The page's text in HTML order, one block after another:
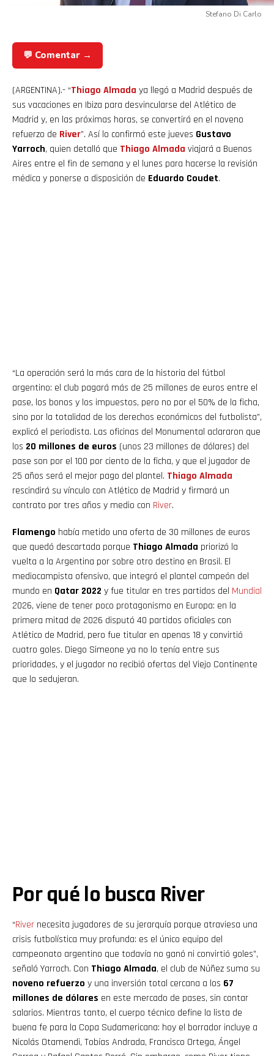
Stefano Di Carlo
💬 Comentar →
(ARGENTINA).- “Thiago Almada ya llegó a Madrid después de
sus vacaciones en Ibiza para desvincularse del Atlético de
Madrid y, en las próximas horas, se convertirá en el noveno
refuerzo de River”. Así lo confirmó este jueves Gustavo
Yarroch, quien detalló que Thiago Almada viajará a Buenos
Aires entre el fin de semana y el lunes para hacerse la revisión
médica y ponerse a disposición de Eduardo Coudet.
“La operación será la más cara de la historia del fútbol
argentino: el club pagará más de 25 millones de euros entre el
pase, los bonos y los impuestos, pero no por el 50% de la ficha,
sino por la totalidad de los derechos económicos del futbolista”,
explicó el periodista. Las oficinas del Monumental aclararon que
los 20 millones de euros (unos 23 millones de dólares) del
pase son por el 100 por ciento de la ficha, y que el jugador de
25 años será el mejor pago del plantel. Thiago Almada
rescindirá su vínculo con Atlético de Madrid y firmará un
contrato por tres años y medio con River.
Flamengo había metido una oferta de 30 millones de euros
que quedó descartada porque Thiago Almada priorizó la
vuelta a la Argentina por sobre otro destino en Brasil. El
mediocampista ofensivo, que integró el plantel campeón del
mundo en Qatar 2022 y fue titular en tres partidos del Mundial
2026, viene de tener poco protagonismo en Europa: en la
primera mitad de 2026 disputó 40 partidos oficiales con
Atlético de Madrid, pero fue titular en apenas 18 y convirtió
cuatro goles. Diego Simeone ya no lo tenía entre sus
prioridades, y el jugador no recibió ofertas del Viejo Continente
que lo sedujeran.
Por qué lo busca River
“River necesita jugadores de su jerarquía porque atraviesa una
crisis futbolística muy profunda: es el único equipo del
campeonato argentino que todavía no ganó ni convirtió goles”,
señaló Yarroch. Con Thiago Almada, el club de Núñez suma su
noveno refuerzo y una inversión total cercana a los 67
millones de dólares en este mercado de pases, sin contar
salarios. Mientras tanto, el cuerpo técnico define la lista de
buena fe para la Copa Sudamericana: hoy el borrador incluye a
Nicolás Otamendi, Tobías Andrada, Francisco Ortega, Ángel